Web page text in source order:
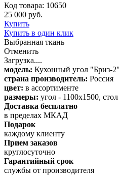
Код товара: 10650
25 000 руб.
Купить
Купить в один клик
Выбранная ткань
Отменить
Загрузка....
модель: Кухонный угол "Бриз-2"
страна производитель: Россия
цвет: в ассортименте
размеры: угол - 1100x1500,
Доставка бесплатно
в пределах МКАД
Подарок
каждому клиенту
Прием заказов
круглосуточно
Гарантийный срок
службы от производителя